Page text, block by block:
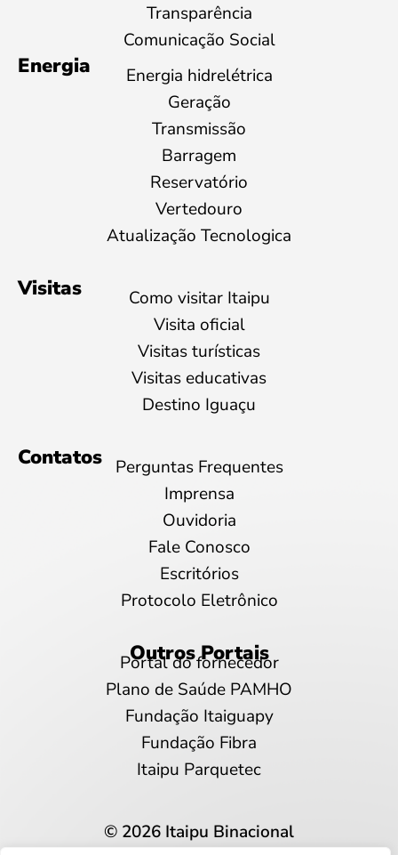
Transparência
Comunicação Social
Energia
Energia hidrelétrica
Geração
Transmissão
Barragem
Reservatório
Vertedouro
Atualização Tecnologica
Visitas
Como visitar Itaipu
Visita oficial
Visitas turísticas
Visitas educativas
Destino Iguaçu
Contatos
Perguntas Frequentes
Imprensa
Ouvidoria
Fale Conosco
Escritórios
Protocolo Eletrônico
Outros Portais
Portal do fornecedor
Plano de Saúde PAMHO
Fundação Itaiguapy
Fundação Fibra
Itaipu Parquetec
© 2026 Itaipu Binacional